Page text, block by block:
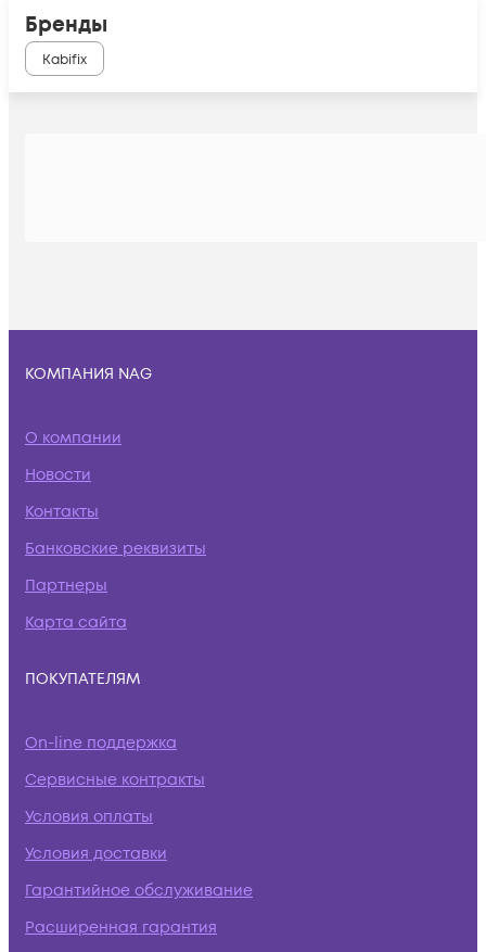
Бренды
Kabifix
КОМПАНИЯ NAG
О компании
Новости
Контакты
Банковские реквизиты
Партнеры
Карта сайта
ПОКУПАТЕЛЯМ
On-line поддержка
Сервисные контракты
Условия оплаты
Условия доставки
Гарантийное обслуживание
Расширенная гарантия